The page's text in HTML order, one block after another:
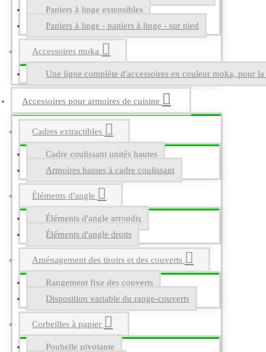
Paniers à linge extensibles
Paniers à linge - paniers à linge - sur pied
Accessoires moka
Une ligne complète d'accessoires en couleur moka, pour
Accessoires pour armoires de cuisine
Cadres extractibles
Cadre coulissant unités hautes
Armoires basses à cadre coulissant
Éléments d'angle
Éléments d'angle arrondis
Éléments d'angle droits
Aménagement des tiroirs et des couverts
Rangement fixe des couverts
Disposition variable du range-couverts
Corbeilles à papier
Poubelle pivotante